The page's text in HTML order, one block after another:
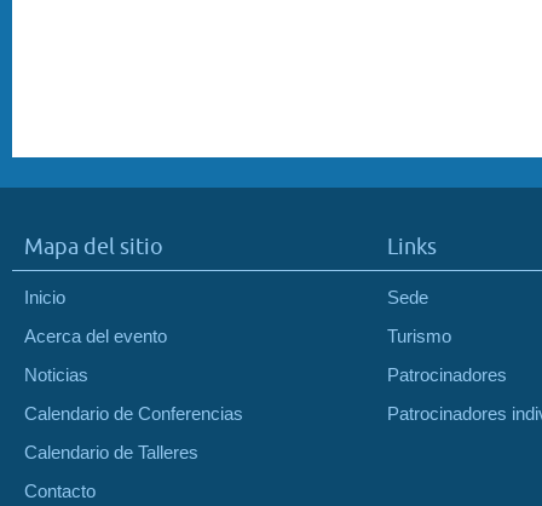
Mapa del sitio
Inicio
Acerca del evento
Noticias
Calendario de Conferencias
Calendario de Talleres
Contacto
Links
Sede
Turismo
Patrocinadores
Patrocinadores